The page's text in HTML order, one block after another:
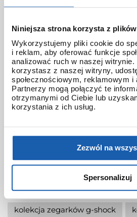
Niniejsza strona korzysta z
Wykorzystujemy pliki cookie do
i reklam, aby oferować funkcje
analizować ruch w naszej
korzystasz z naszej witryny,
społecznościowym, reklamowym i
Partnerzy mogą połączyć te
otrzymanymi od Ciebie lub
korzystania z ich usług.
Zezwól na
Spersonalizuj
jak skrócić bransoletę w g-
jak ustawić zegarek g-shock ga-
jak włączyć podświetlenie w
jak wymienić baterię gshock?
jaki g-shock wybrać
jaki
jaki zegarek g-shock wybrać
jaki zegarek wybrać
kermit
king
kiwami-ao-zumi
kolekcja zegarków g-shock